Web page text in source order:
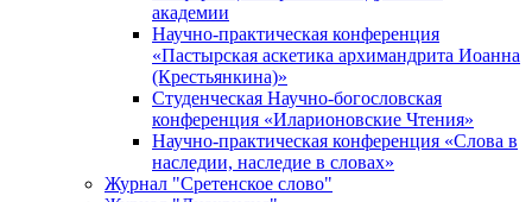
академии
Научно-практическая конференция
«Пастырская аскетика архимандрита Иоанна
(Крестьянкина)»
Студенческая Научно-богословская
конференция «Иларионовские Чтения»
Научно-практическая конференция «Cлова в
наследии, наследие в словах»
Журнал "Сретенское слово"